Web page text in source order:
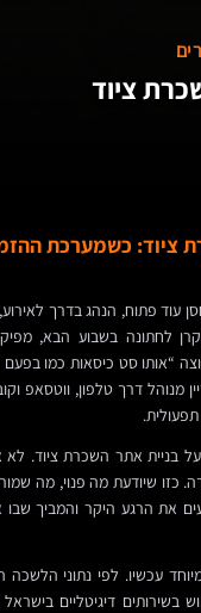
ציוד
ציוד: כשמערכת
18:40. המחסן עוד פתוח, הנהג בדרך
לחתונה בשבוע הבא,
“אותו סט כיסאות כמו
מנוהל דרך טלפון, ווטסאפ
על בניית אתר השכרת ציוד.
כזו שיודעת מה פנוי, מה
את הרגע היקר והמביך שבו
עכשיו. לפי נתוני
בשירותים דיגיטליים